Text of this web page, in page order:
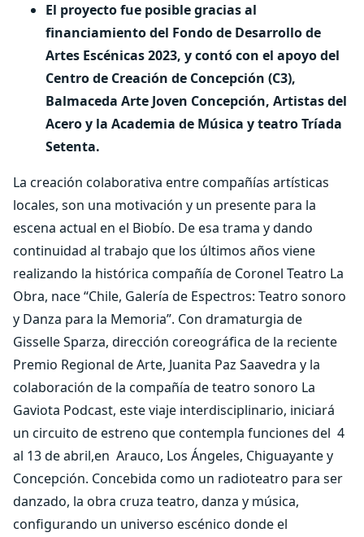
El proyecto fue posible gracias al
financiamiento del Fondo de Desarrollo de
Artes Escénicas 2023, y contó con el apoyo del
Centro de Creación de Concepción (C3),
Balmaceda Arte Joven Concepción, Artistas del
Acero y la Academia de Música y teatro Tríada
Setenta.
La creación colaborativa entre compañías artísticas
locales, son una motivación y un presente para la
escena actual en el Biobío. De esa trama y dando
continuidad al trabajo que los últimos años viene
realizando la histórica compañía de Coronel Teatro La
Obra, nace “Chile, Galería de Espectros: Teatro sonoro
y Danza para la Memoria”. Con dramaturgia de
Gisselle Sparza, dirección coreográfica de la reciente
Premio Regional de Arte, Juanita Paz Saavedra y la
colaboración de la compañía de teatro sonoro La
Gaviota Podcast, este viaje interdisciplinario, iniciará
un circuito de estreno que contempla funciones del 4
al 13 de abril,en Arauco, Los Ángeles, Chiguayante y
Concepción. Concebida como un radioteatro para ser
danzado, la obra cruza teatro, danza y música,
configurando un universo escénico donde el